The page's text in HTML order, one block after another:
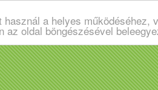
használ a helyes
az oldal böngészésével